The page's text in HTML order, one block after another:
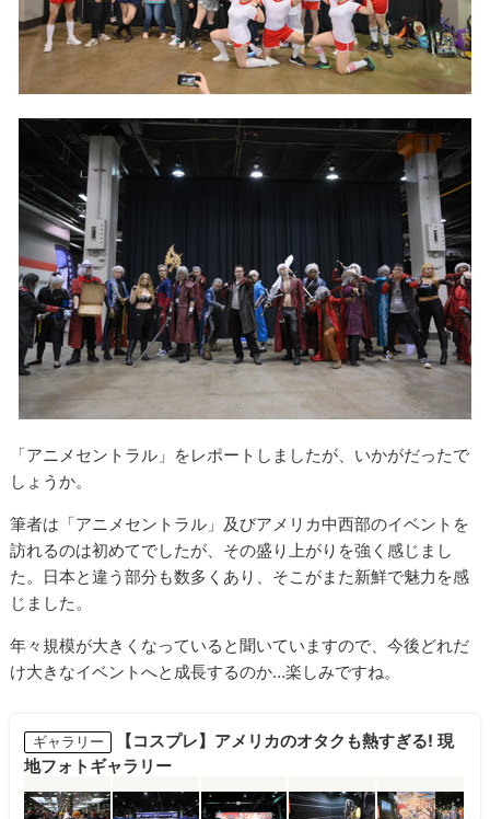
「アニメセントラル」をレポートしましたが、いかがだったで
しょうか。
筆者は「アニメセントラル」及びアメリカ中西部のイベントを
訪れるのは初めてでしたが、その盛り上がりを強く感じまし
た。日本と違う部分も数多くあり、そこがまた新鮮で魅力を感
じました。
年々規模が大きくなっていると聞いていますので、今後どれだ
け大きなイベントへと成長するのか…楽しみですね。
ギャラリー
【コスプレ】アメリカのオタクも熱すぎる! 現
地フォトギャラリー